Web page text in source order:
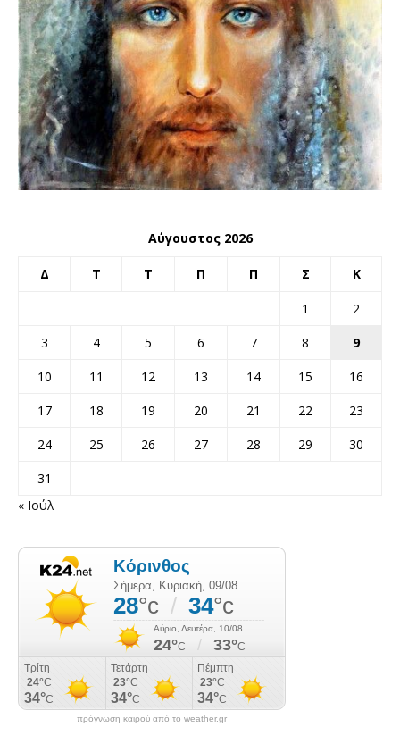
Αύγουστος 2026
Δ Τ Τ Π Π Σ Κ
1
2
3
4 5 6 7 8
9
10
11 12 13 14 15
16
17
18 19 20 21 22
23
24
25 26 27 28 29
30
31
« Ιούλ
πρόγνωση καιρού από το weather.gr